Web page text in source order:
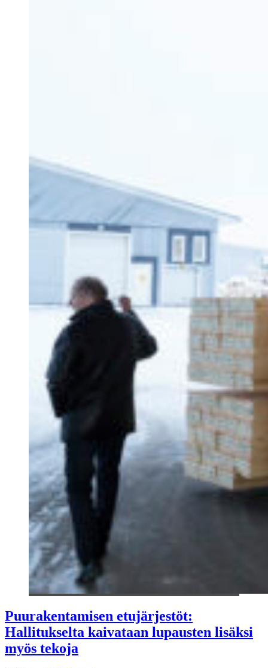
Puurakentamisen etujärjestöt:
Hallitukselta kaivataan lupausten lisäksi
myös tekoja